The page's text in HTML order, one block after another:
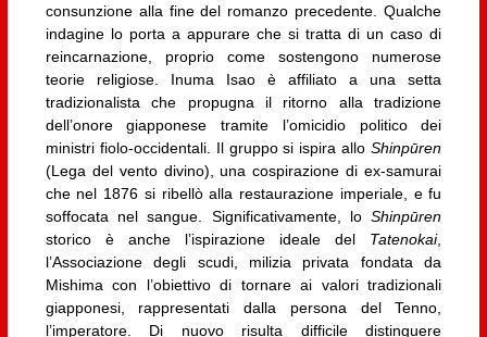
consunzione alla fine del romanzo precedente. Qualche
indagine lo porta a appurare che si tratta di un caso di
reincarnazione, proprio come sostengono numerose
teorie religiose. Inuma Isao è affiliato a una setta
tradizionalista che propugna il ritorno alla tradizione
dell’onore giapponese tramite l’omicidio politico dei
ministri fiolo-occidentali. Il gruppo si ispira alloShinpūren
(Lega del vento divino), una cospirazione di ex-samurai
che nel 1876 si ribellò alla restaurazione imperiale, e fu
soffocata nel sangue. Significativamente, loShinpūren
storico è anche l’ispirazione ideale del Tatenokai,
l’Associazione degli scudi, milizia privata fondata da
Mishima con l’obiettivo di tornare ai valori tradizionali
giapponesi, rappresentati dalla persona del Tenno,
l’imperatore. Di nuovo risulta difficile distinguere